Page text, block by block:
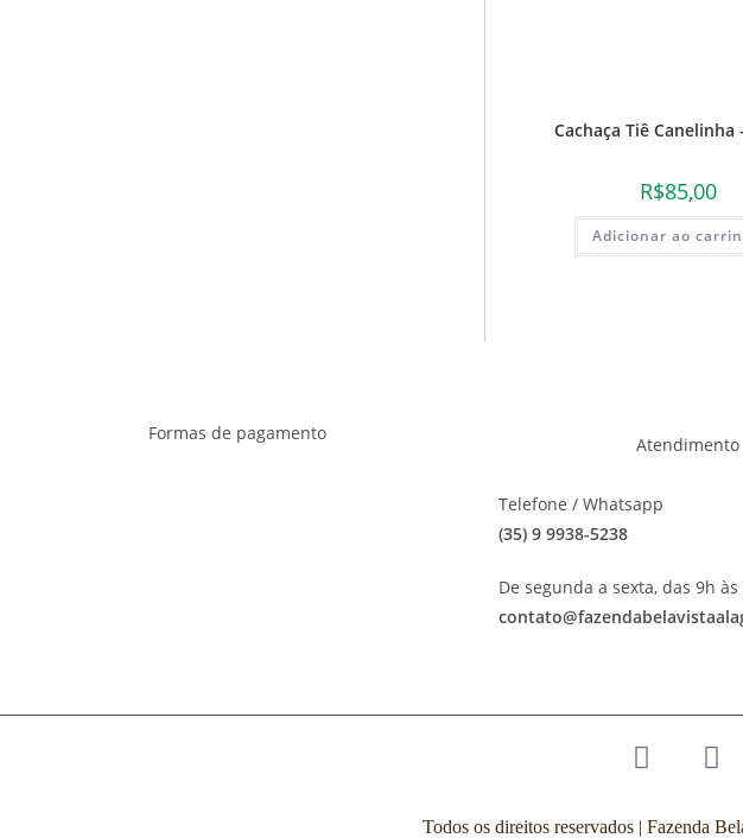
Cachaça Tiê Canelinha
R$85,00
Adicionar ao
Formas de pagamento
Atendimento
Telefone / Whatsapp
(35) 9 9938-5238
De segunda a sexta, das 9h às
Todos os direitos reservados | Fazenda